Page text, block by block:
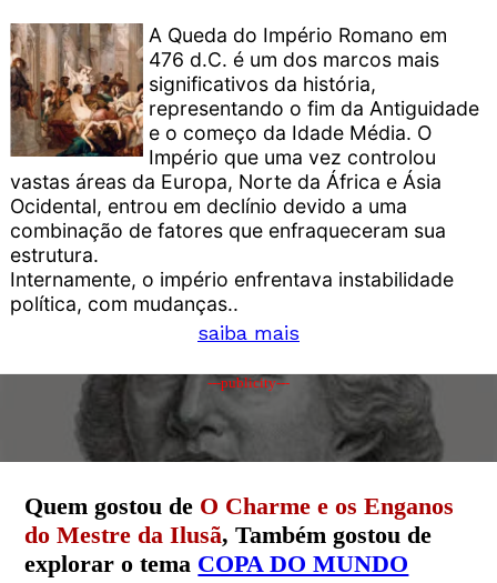
A Queda do Império Romano em
476 d.C. é um dos marcos mais
significativos da história,
representando o fim da Antiguidade
e o começo da Idade Média. O
Império que uma vez controlou
vastas áreas da Europa, Norte da África e Ásia
Ocidental, entrou em declínio devido a uma
combinação de fatores que enfraqueceram sua
estrutura.
Internamente, o império enfrentava instabilidade
política, com mudanças..
saiba mais
---publicity---
Quem gostou de O Charme e os Enganos
do Mestre da Ilusã, Também gostou de
explorar o tema COPA DO MUNDO